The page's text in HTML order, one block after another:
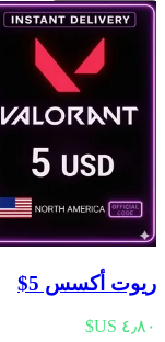
ريوت أكسس 5$